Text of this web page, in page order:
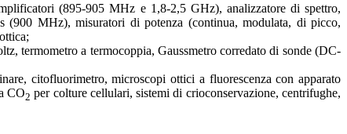
(895-905 MHz e 1,8-2,5 GHz), analizzatore di spettro,
MHz), misuratori di potenza (continua, modulata, di picco,
termometro a termocoppia, Gaussmetro corredato di sonde (DC-
citofluorimetro, microscopi ottici a fluorescenza con apparato
CO2 per colture cellulari, sistemi di crioconservazione, centrifughe,